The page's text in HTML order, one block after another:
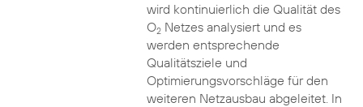
wird kontinuierlich die Qualität des
O2Netzes analysiert und es
werden entsprechende
Qualitätsziele und
Optimierungsvorschläge für den
weiteren Netzausbau abgeleitet. In